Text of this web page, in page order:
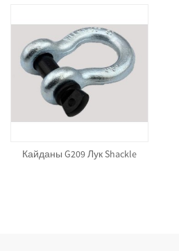
Кайданы G209 Лук Shackle